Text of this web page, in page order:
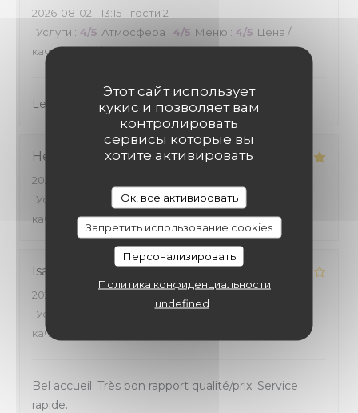
Этот сайт использует
кукис и позволяет вам
контролировать
сервисы которые вы
хотите активировать
Ок, все активировать
Запретить использование cookies
Персонализировать
Политика конфиденциальности
undefined
2026-08-02 - 13:15 - гости 2
Услуги : 4/5 Атмосфера : 4/5 Меню : 4/5 Цена /
качество:4/5
Le cadre est agréable et les menus sont bien
Henri
2026-08-01
Услуги
Атмосфера: 4/5 Меню:5
качество:4/5
Isabelle
2026-08-01
Услуги
качество
Bel accueil. Très bon rapport qualité/prix. Service
rapide.